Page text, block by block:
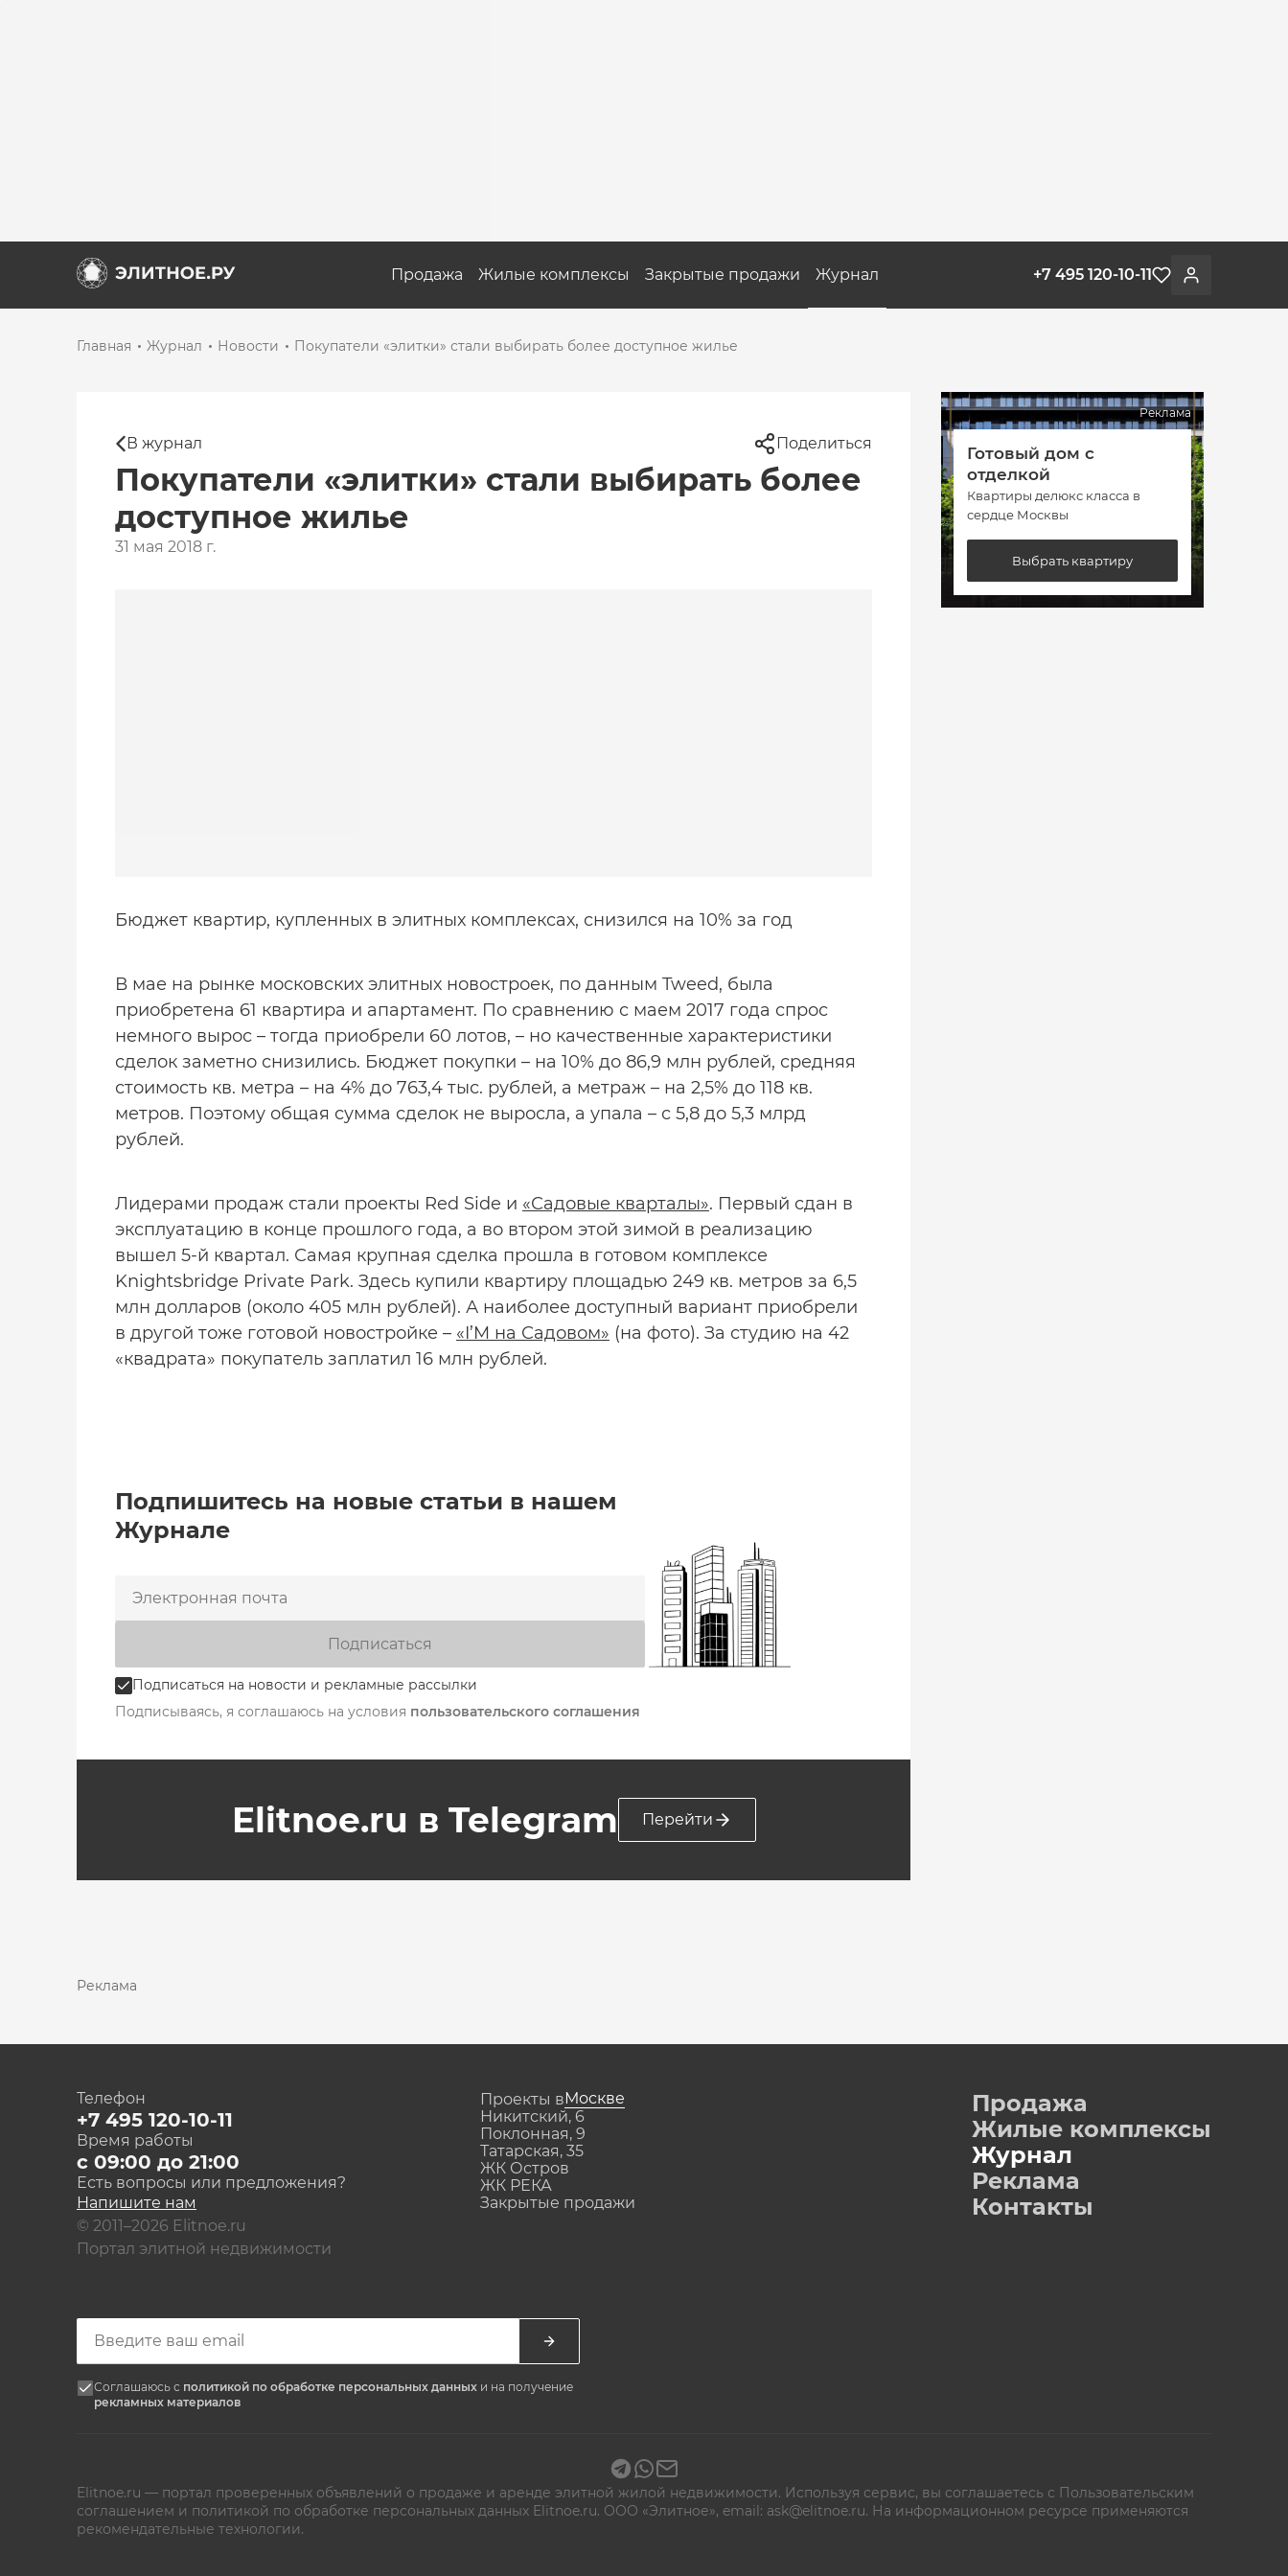
Продажа Жилые комплексы Закрытые продажи Журнал
Войти
Избранное
+7 495 120-10-11
Главная Журнал Новости Покупатели «элитки» стали выбирать более доступное жилье
В журнал Поделиться
Покупатели «элитки» стали выбирать более
доступное жилье
31 мая 2018 г.
Бюджет квартир, купленных в элитных комплексах, снизился на 10% за год
В мае на рынке московских элитных новостроек, по данным Tweed, была
приобретена 61 квартира и апартамент. По сравнению с маем 2017 года спрос
немного вырос – тогда приобрели 60 лотов, – но качественные характеристики
сделок заметно снизились. Бюджет покупки – на 10% до 86,9 млн рублей, средняя
стоимость кв. метра – на 4% до 763,4 тыс. рублей, а метраж – на 2,5% до 118 кв.
метров. Поэтому общая сумма сделок не выросла, а упала – с 5,8 до 5,3 млрд
рублей.
Лидерами продаж стали проекты Red Side и «Садовые кварталы». Первый сдан в
эксплуатацию в конце прошлого года, а во втором этой зимой в реализацию
вышел 5-й квартал. Самая крупная сделка прошла в готовом комплексе
Knightsbridge Private Park. Здесь купили квартиру площадью 249 кв. метров за 6,5
млн долларов (около 405 млн рублей). А наиболее доступный вариант приобрели
в другой тоже готовой новостройке – «I’M на Садовом» (на фото). За студию на 42
«квадрата» покупатель заплатил 16 млн рублей.
Подпишитесь на новые статьи в нашем
Журнале
Подписаться на новости и рекламные рассылки
Подписаться
Подписываясь, я соглашаюсь на условия пользовательского соглашения
Elitnoe.ru в Telegram Перейти
Реклама
Готовый дом с
отделкой
Квартиры делюкс класса в
сердце Москвы
Выбрать квартиру
Реклама
Телефон
+7 495 120-10-11
Время работы
с 09:00 до 21:00
Есть вопросы или предложения?
Напишите нам
© 2011–2026 Elitnoe.ru
Портал элитной недвижимости
Проекты вМоскве
Никитский, 6
Поклонная, 9
Татарская, 35
ЖК Остров
ЖК РЕКА
Закрытые продажи
Продажа
Жилые комплексы
Журнал
Реклама
Контакты
Соглашаюсь с политикой по обработке персональных данных и на получение
рекламных материалов
Elitnoe.ru — портал проверенных объявлений о продаже и аренде элитной жилой недвижимости. Используя сервис, вы соглашаетесь с Пользовательским
соглашением и политикой по обработке персональных данных Elitnoe.ru. ООО «Элитное», email: ask@elitnoe.ru. На информационном ресурсе применяются
рекомендательные технологии.